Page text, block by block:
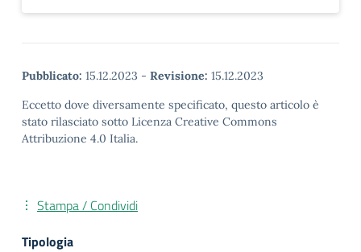
Pubblicato: 15.12.2023 - Revisione: 15.12.2023
Eccetto dove diversamente specificato, questo articolo è
stato rilasciato sotto Licenza Creative Commons
Attribuzione 4.0 Italia.
Stampa / Condividi
Tipologia